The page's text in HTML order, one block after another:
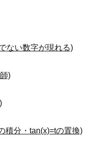
ない数字が現れる)
)
積分・tan(x)=tの置換)